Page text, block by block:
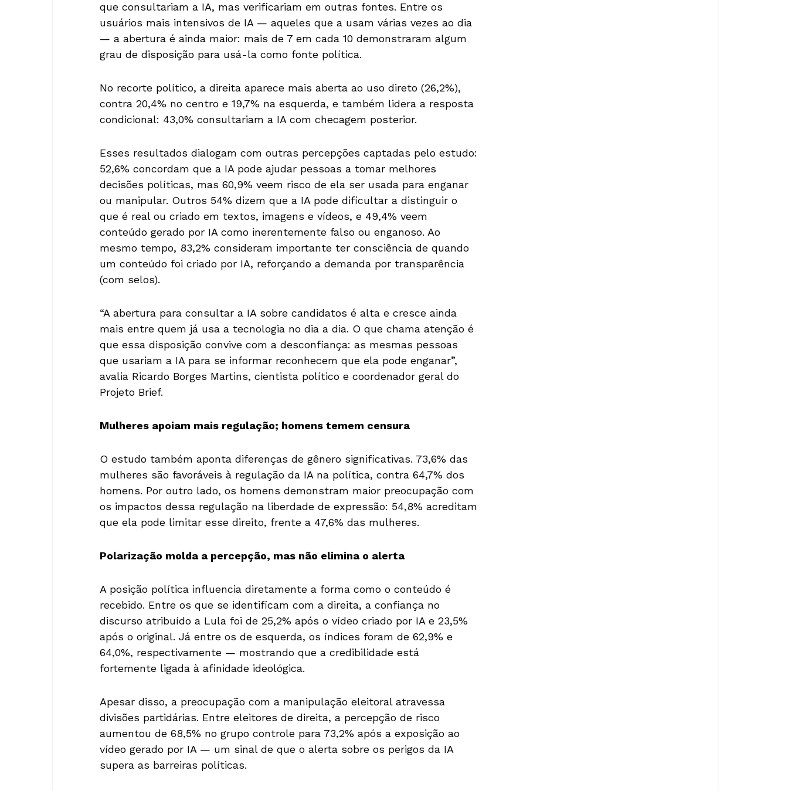
que consultariam a IA, mas verificariam em outras fontes. Entre os
usuários mais intensivos de IA — aqueles que a usam várias vezes ao dia
— a abertura é ainda maior: mais de 7 em cada 10 demonstraram algum
grau de disposição para usá-la como fonte política.
No recorte político, a direita aparece mais aberta ao uso direto (26,2%),
contra 20,4% no centro e 19,7% na esquerda, e também lidera a resposta
condicional: 43,0% consultariam a IA com checagem posterior.
Esses resultados dialogam com outras percepções captadas pelo estudo:
52,6% concordam que a IA pode ajudar pessoas a tomar melhores
decisões políticas, mas 60,9% veem risco de ela ser usada para enganar
ou manipular. Outros 54% dizem que a IA pode dificultar a distinguir o
que é real ou criado em textos, imagens e vídeos, e 49,4% veem
conteúdo gerado por IA como inerentemente falso ou enganoso. Ao
mesmo tempo, 83,2% consideram importante ter consciência de quando
um conteúdo foi criado por IA, reforçando a demanda por transparência
(com selos).
“A abertura para consultar a IA sobre candidatos é alta e cresce ainda
mais entre quem já usa a tecnologia no dia a dia. O que chama atenção é
que essa disposição convive com a desconfiança: as mesmas pessoas
que usariam a IA para se informar reconhecem que ela pode enganar”,
avalia Ricardo Borges Martins, cientista político e coordenador geral do
Projeto Brief.
Mulheres apoiam mais regulação; homens temem censura
O estudo também aponta diferenças de gênero significativas. 73,6% das
mulheres são favoráveis à regulação da IA na política, contra 64,7% dos
homens. Por outro lado, os homens demonstram maior preocupação com
os impactos dessa regulação na liberdade de expressão: 54,8% acreditam
que ela pode limitar esse direito, frente a 47,6% das mulheres.
Polarização molda a percepção, mas não elimina o alerta
A posição política influencia diretamente a forma como o conteúdo é
recebido. Entre os que se identificam com a direita, a confiança no
discurso atribuído a Lula foi de 25,2% após o vídeo criado por IA e 23,5%
após o original. Já entre os de esquerda, os índices foram de 62,9% e
64,0%, respectivamente — mostrando que a credibilidade está
fortemente ligada à afinidade ideológica.
Apesar disso, a preocupação com a manipulação eleitoral atravessa
divisões partidárias. Entre eleitores de direita, a percepção de risco
aumentou de 68,5% no grupo controle para 73,2% após a exposição ao
vídeo gerado por IA — um sinal de que o alerta sobre os perigos da IA
supera as barreiras políticas.